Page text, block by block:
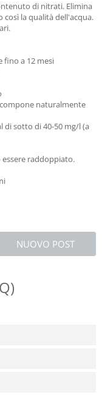
di nitrati. Elimina
la qualità dell'acqua.
fino a 12 mesi
naturalmente
di sotto di 40-50 mg/l (a
raddoppiato.
NUOVO POST